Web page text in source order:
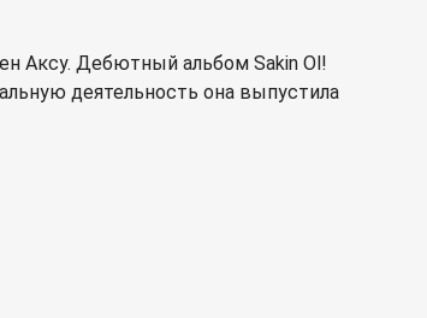
Аксу. Дебютный альбом Sakin Ol!
деятельность она выпустила